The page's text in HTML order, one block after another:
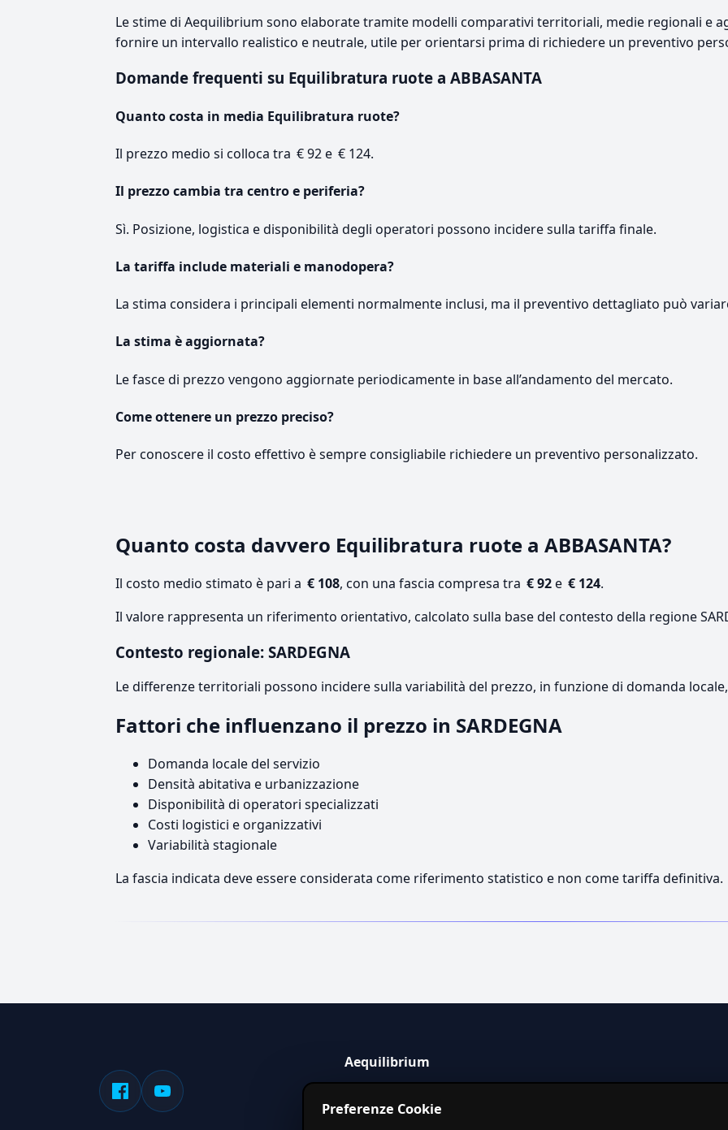
Le stime di Aequilibrium sono elaborate tramite modelli comparativi territoriali, medie regionali e
fornire un intervallo realistico e neutrale, utile per orientarsi prima di richiedere un preventivo
Domande frequenti su Equilibratura ruote a ABBASANTA
Quanto costa in media Equilibratura ruote?
Il prezzo medio si colloca tra € 92 e € 124.
Il prezzo cambia tra centro e periferia?
Sì. Posizione, logistica e disponibilità degli operatori possono incidere sulla tariffa finale.
La tariffa include materiali e manodopera?
La stima considera i principali elementi normalmente inclusi, ma il preventivo dettagliato può
La stima è aggiornata?
Le fasce di prezzo vengono aggiornate periodicamente in base all’andamento del mercato.
Come ottenere un prezzo preciso?
Per conoscere il costo effettivo è sempre consigliabile richiedere un preventivo personalizzato.
Quanto costa davvero Equilibratura ruote a ABBASANTA?
Il costo medio stimato è pari a € 108, con una fascia compresa tra € 92e € 124.
Il valore rappresenta un riferimento orientativo, calcolato sulla base del contesto della regione
Contesto regionale: SARDEGNA
Le differenze territoriali possono incidere sulla variabilità del prezzo, in funzione di domanda
Fattori che influenzano il prezzo in SARDEGNA
Domanda locale del servizio
Densità abitativa e urbanizzazione
Disponibilità di operatori specializzati
Costi logistici e organizzativi
Variabilità stagionale
La fascia indicata deve essere considerata come riferimento statistico e non come tariffa definitiva.
Aequilibrium
servizi in Italia.
Preferenze Cookie